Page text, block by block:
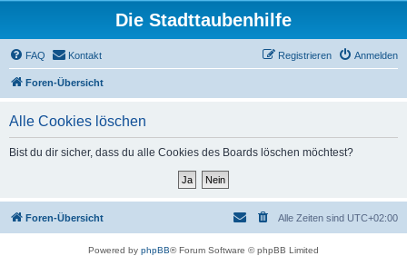
Die Stadttaubenhilfe
FAQ Kontakt Anmelden
Registrieren
Foren-Übersicht
Alle Cookies löschen
Bist du dir sicher, dass du alle Cookies des Boards löschen möchtest?
Foren-Übersicht Alle Zeiten sind UTC+02:00
Powered by phpBB® Forum Software © phpBB Limited